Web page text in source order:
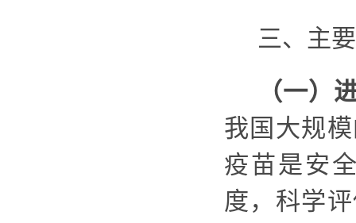
三、主
（一）
我国大规
疫苗是安
度，科学